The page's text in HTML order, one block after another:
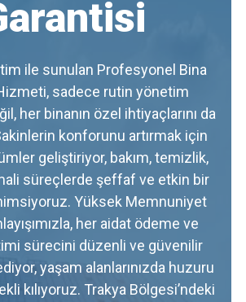
ile sunulan Profesyonel Bina
, sadece rutin yönetim
her binanın özel ihtiyaçlarını da
konforunu artırmak için
geliştiriyor, bakım, temizlik,
süreçlerde şeffaf ve etkin bir
Yüksek Memnuniyet
her aidat ödeme ve
sürecini düzenli ve güvenilir
yaşam alanlarınızda huzuru
kılıyoruz. Trakya Bölgesi’ndeki